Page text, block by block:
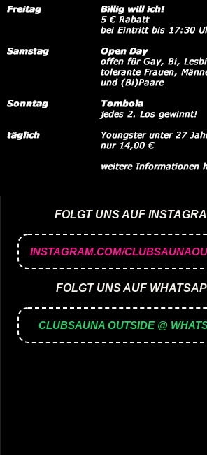
FOLGT UNS AUF
INSTAGRAM.COM/
FOLGT UNS AUF
CLUBSAUNA OUTSIDE @